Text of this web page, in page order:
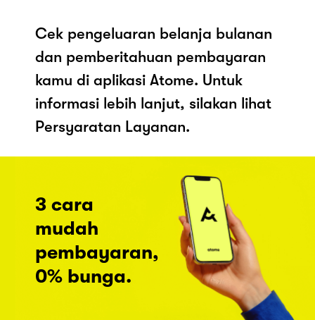
Cek pengeluaran belanja bulanan
dan pemberitahuan pembayaran
kamu di aplikasi Atome. Untuk
informasi lebih lanjut, silakan lihat
Persyaratan Layanan.
3 cara
mudah
pembayaran,
0% bunga.